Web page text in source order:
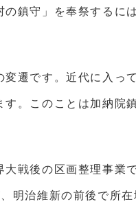
鎮守」を奉祭するに
遷です。近代に入っ
。このことは加納院
戦後の区画整理事業
明治維新の前後で所